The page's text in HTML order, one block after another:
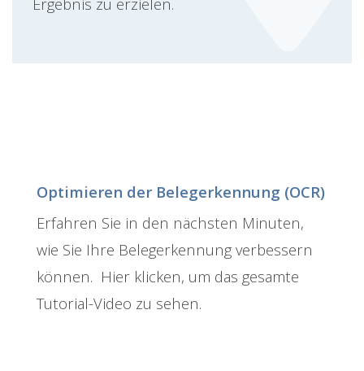
Optimieren der Belegerkennung (OCR)
Erfahren Sie in den nächsten Minuten,
wie Sie Ihre Belegerkennung verbessern
können. Hier klicken, um das gesamte
Tutorial-Video zu sehen.